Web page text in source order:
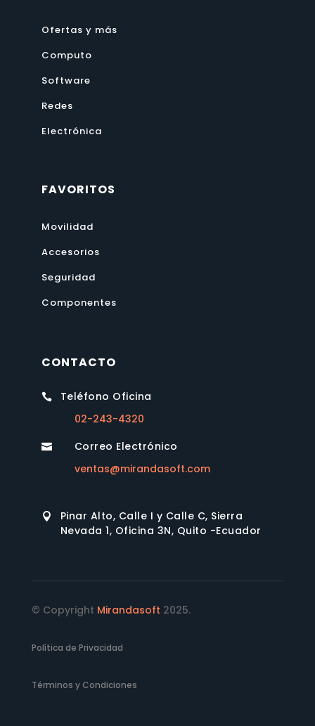
Ofertas y más
Computo
Software
Redes
Electrónica
FAVORITOS
Movilidad
Accesorios
Seguridad
Componentes
CONTACTO

Teléfono Oficina
02-243-4320

Correo Electrónico
ventas@mirandasoft.com

Pinar Alto, Calle I y Calle C, Sierra
Nevada 1, Oficina 3N, Quito -Ecuador
© Copyright Mirandasoft 2025.
Política de Privacidad
Términos y Condiciones